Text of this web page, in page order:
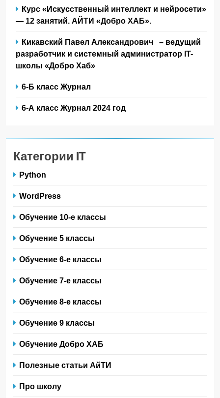
Курс «Искусственный интеллект и нейросети»
— 12 занятий. АЙТИ «Добро ХАБ».
Кикавский Павел Александрович – ведущий
разработчик и системный администратор IT-
школы «Добро Хаб»
6-Б класс Журнал
6-А класс Журнал 2024 год
Категории IT
Python
WordPress
Обучение 10-е классы
Обучение 5 классы
Обучение 6-е классы
Обучение 7-е классы
Обучение 8-е классы
Обучение 9 классы
Обучение Добро ХАБ
Полезные статьи АйТИ
Про школу